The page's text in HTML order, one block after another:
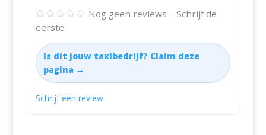
✩✩✩✩✩ Nog geen reviews – Schrijf de
eerste
Is dit jouw taxibedrijf? Claim deze
pagina →
Schrijf een review